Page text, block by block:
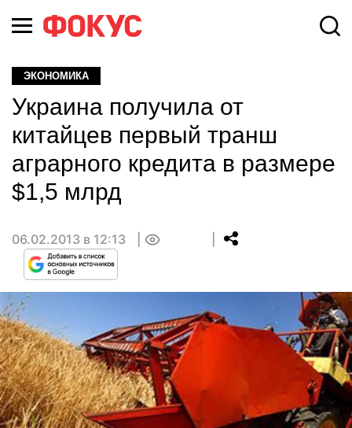
ЭКОНОМИКА
Украина получила от
китайцев первый транш
аграрного кредита в размере
$1,5 млрд
06.02.2013 в 12:13